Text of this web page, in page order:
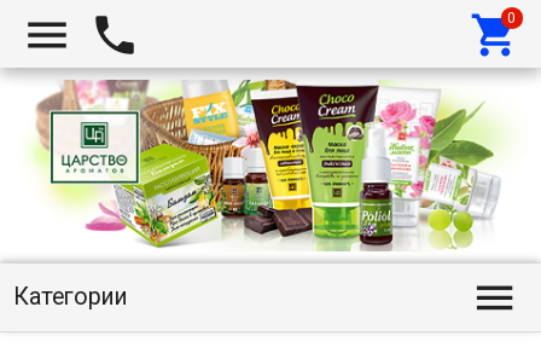
  
Категории 